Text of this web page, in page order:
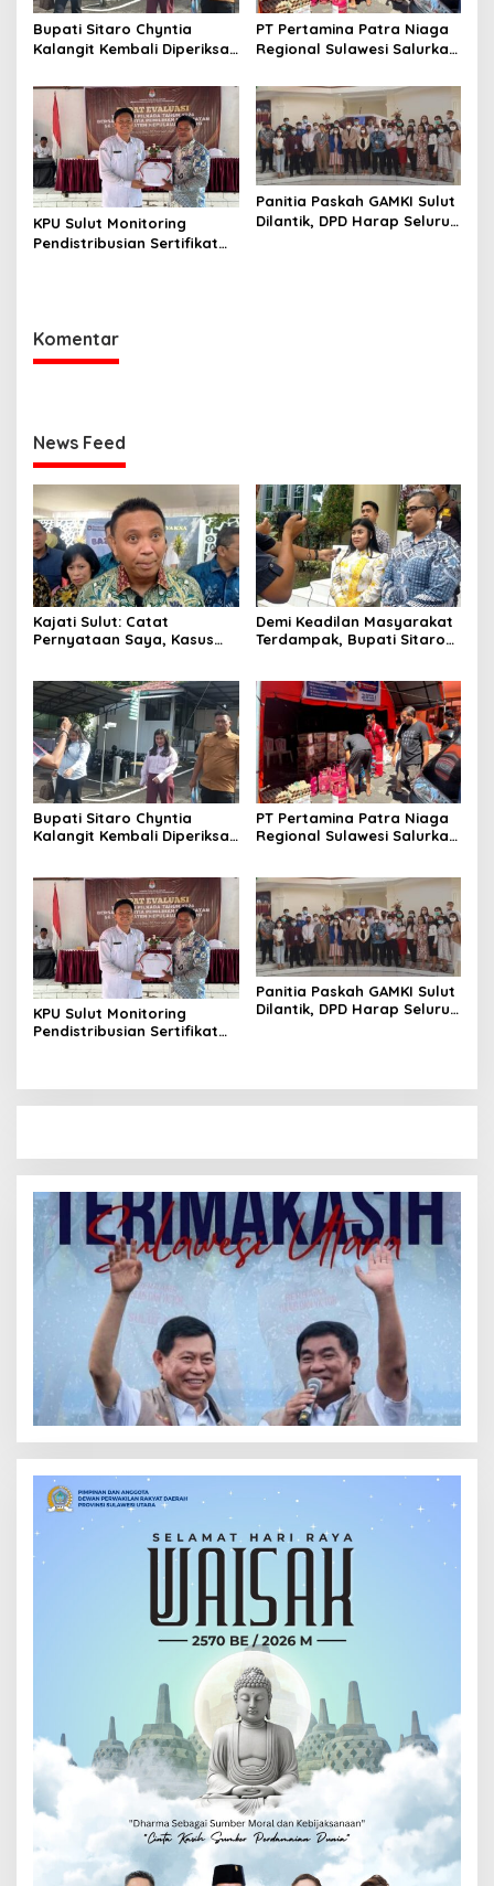
Bupati Sitaro Chyntia
Kalangit Kembali Diperiksa
Bencana
PT Pertamina Patra Niaga
Regional Sulawesi Salurkan
Banjir ke Kabupaten
Kepulauan Sitaro
KPU Sulut Monitoring
Pendistribusian Sertifikat
Panitia Paskah GAMKI Sulut
Dilantik, DPD Harap Seluruh
Komentar
News Feed
Kajati Sulut: Catat
Pernyataan Saya, Kasus
Demi Keadilan Masyarakat
Terdampak, Bupati Sitaro
Bupati Sitaro Chyntia
Kalangit Kembali Diperiksa
PT Pertamina Patra Niaga
Regional Sulawesi Salurkan
Kepulauan Sitaro
KPU Sulut Monitoring
Pendistribusian Sertifikat
Panitia Paskah GAMKI Sulut
Dilantik, DPD Harap Seluruh